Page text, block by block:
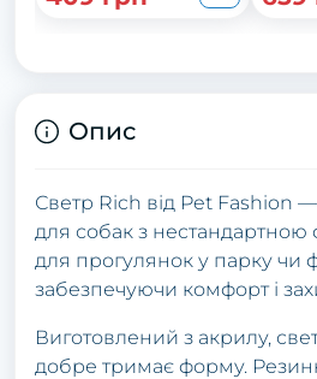
Опис
Светр Rich від Pet Fashion
для собак з нестандартною
для прогулянок у парку чи
забезпечуючи комфорт і
Виготовлений з акрилу,
добре тримає форму.